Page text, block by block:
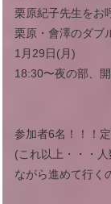
栗原紀子先生をお
栗原・會澤のダブ
1月29日(月)
18:30〜夜の部、
参加者6名！！！
(これ以上・・・
ながら進めて行く